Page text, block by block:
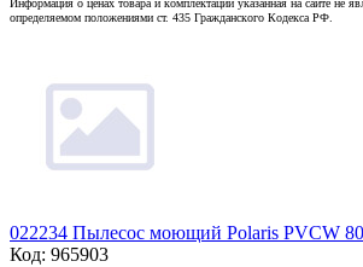
Информация о ценах товара и комплектации указанная на сайте не
определяемом положениями ст. 435 Гражданского Кодекса РФ.
022234 Пылесос моющий Polaris PVCW
Код: 965903